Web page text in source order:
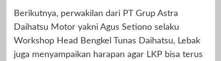
Berikutnya, perwakilan dari PT Grup Astra
Daihatsu Motor yakni Agus Setiono selaku
Workshop Head Bengkel Tunas Daihatsu, Lebak
juga menyampaikan harapan agar LKP bisa terus